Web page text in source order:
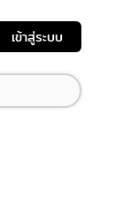
เข้าสู่ระบบ